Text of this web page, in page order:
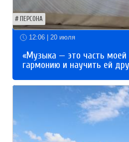
ПЕРСОНА
12:06 | 20 июля
«Музыка — это часть моей
гармонию и научить ей